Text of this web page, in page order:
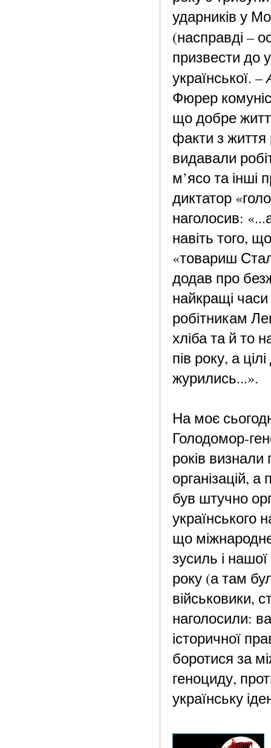
ударників у
(насправді –
призвести до
української. –
Фюрер
що добре
факти з життя
видавали
м’ясо та інші
диктатор
наголосив:
навіть того,
«товариш
додав про
найкращі
робітникам
хліба та й то
пів року, а
журились...».
На моє
Голодомор-
років визнали
організацій,
був штучно
українського
що
зусиль і
року (а там
військовики,
наголосили:
історичної
боротися за
геноциду,
українську